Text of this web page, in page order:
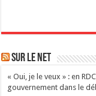
Sur le Net
« Oui, je le veux » : en
gouvernement dans le